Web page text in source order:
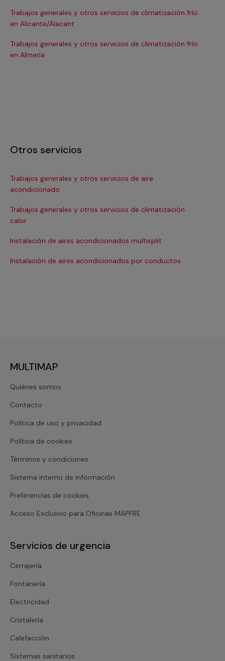
Trabajos generales y otros servicios de climatización frío
en Alicante/Alacant
Trabajos generales y otros servicios de climatización frío
en Almería
Otros servicios
Trabajos generales y otros servicios de aire
acondicionado
Trabajos generales y otros servicios de climatización
calor
Instalación de aires acondicionados multisplit
Instalación de aires acondicionados por conductos
MULTIMAP
Quiénes somos
Contacto
Política de uso y privacidad
Política de cookies
Términos y condiciones
Sistema interno de información
Preferencias de cookies
Acceso Exclusivo para Oficinas MAPFRE
Servicios de urgencia
Cerrajería
Fontanería
Electricidad
Cristalería
Calefacción
Sistemas sanitarios